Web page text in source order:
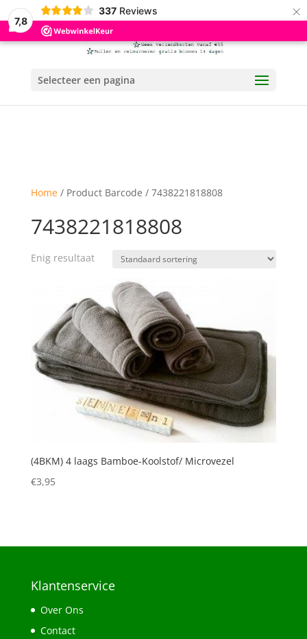
7,8
337 Reviews ×
Selecteer een pagina
Home/ Product Barcode / 7438221818808
7438221818808
Enig resultaat
(4BKM) 4 laags Bamboe-Koolstof/ Microvezel
€3,95
Klantenservice
Over Ons
Contact